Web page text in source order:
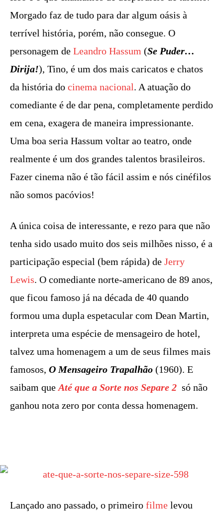
Morgado faz de tudo para dar algum oásis à
terrível história, porém, não consegue. O
personagem de Leandro Hassum (Se Puder…
Dirija!), Tino, é um dos mais caricatos e chatos
da história do cinema nacional. A atuação do
comediante é de dar pena, completamente perdido
em cena, exagera de maneira impressionante.
Uma boa seria Hassum voltar ao teatro, onde
realmente é um dos grandes talentos brasileiros.
Fazer cinema não é tão fácil assim e nós cinéfilos
não somos pacóvios!
A única coisa de interessante, e rezo para que não
tenha sido usado muito dos seis milhões nisso, é a
participação especial (bem rápida) de Jerry
Lewis. O comediante norte-americano de 89 anos,
que ficou famoso já na década de 40 quando
formou uma dupla espetacular com Dean Martin,
interpreta uma espécie de mensageiro de hotel,
talvez uma homenagem a um de seus filmes mais
famosos, O Mensageiro Trapalhão (1960). E
saibam que Até que a Sorte nos Separe 2 só não
ganhou nota zero por conta dessa homenagem.
Lançado ano passado, o primeiro filme levou